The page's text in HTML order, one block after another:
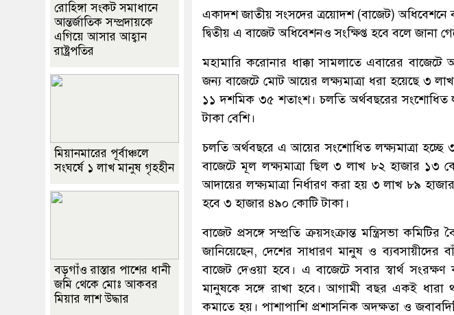
একাদশ জাতীয় সংসদের ত্রয়োদশ (বাজেট) অধিবেশনে
দ্বিতীয় এ বাজেট অধিবেশনও সংক্ষিপ্ত হবে বলে জানা
মহামারি করোনার ধাক্কা সামলাতে এবারের
জন্য বাজেটে মোট আয়ের লক্ষ্যমাত্রা ধরা হয়েছে ৩
১১ দশমিক ৩৫ শতাংশ। চলতি অর্থবছরের সংশোধিত
টাকা বেশি।
চলতি অর্থবছরে এ আয়ের সংশোধিত লক্ষ্যমাত্রা
বাজেটে মূল লক্ষ্যমাত্রা ছিল ৩ লাখ ৮২ হাজার ১৩
আদায়ের লক্ষ্যমাত্রা নির্ধারণ করা হয় ৩ লাখ ৮৯
হবে ৩ হাজার ৪৯০ কোটি টাকা।
বাজেট প্রসঙ্গে সম্প্রতি ক্রয়সংক্রান্ত মন্ত্রিসভা
জানিয়েছেন, দেশের সাধারণ মানুষ ও ব্যবসায়ীদের
বাজেট দেওয়া হবে। এ বাজেটে সবার স্বার্থ সংরক্ষণ
মানুষকে সঙ্গে রাখা হবে। আগামী বছর একই
কমাতে হয়। পাশাপাশি প্রশাসনিক অদক্ষতা ও
রোহিঙ্গা সংকট সমাধানে
আন্তর্জাতিক সম্প্রদায়কে
এগিয়ে আসার আহ্বান
রাষ্ট্রপতির
মিয়ানমারের পূর্বাঞ্চলে
সংঘর্ষে ১ লাখ মানুষ গৃহহীন
বড়গাঁও রাস্তার পাশের ধানী
জমি থেকে মোঃ আকবর
মিয়ার লাশ উদ্ধার